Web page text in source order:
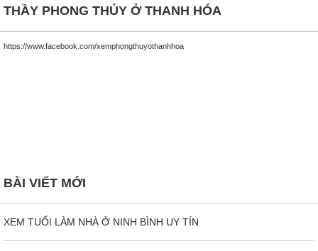
THẦY PHONG THỦY Ở THANH HÓA
https://www.facebook.com/xemphongthuyothanhhoa
BÀI VIẾT MỚI
XEM TUỔI LÀM NHÀ Ở NINH BÌNH UY TÍN